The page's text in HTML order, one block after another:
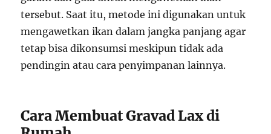
tersebut. Saat itu, metode ini digunakan untuk
mengawetkan ikan dalam jangka panjang agar
tetap bisa dikonsumsi meskipun tidak ada
pendingin atau cara penyimpanan lainnya.
Cara Membuat Gravad Lax di